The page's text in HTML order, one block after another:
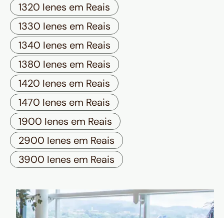
1320 Ienes em Reais
1330 Ienes em Reais
1340 Ienes em Reais
1380 Ienes em Reais
1420 Ienes em Reais
1470 Ienes em Reais
1900 Ienes em Reais
2900 Ienes em Reais
3900 Ienes em Reais